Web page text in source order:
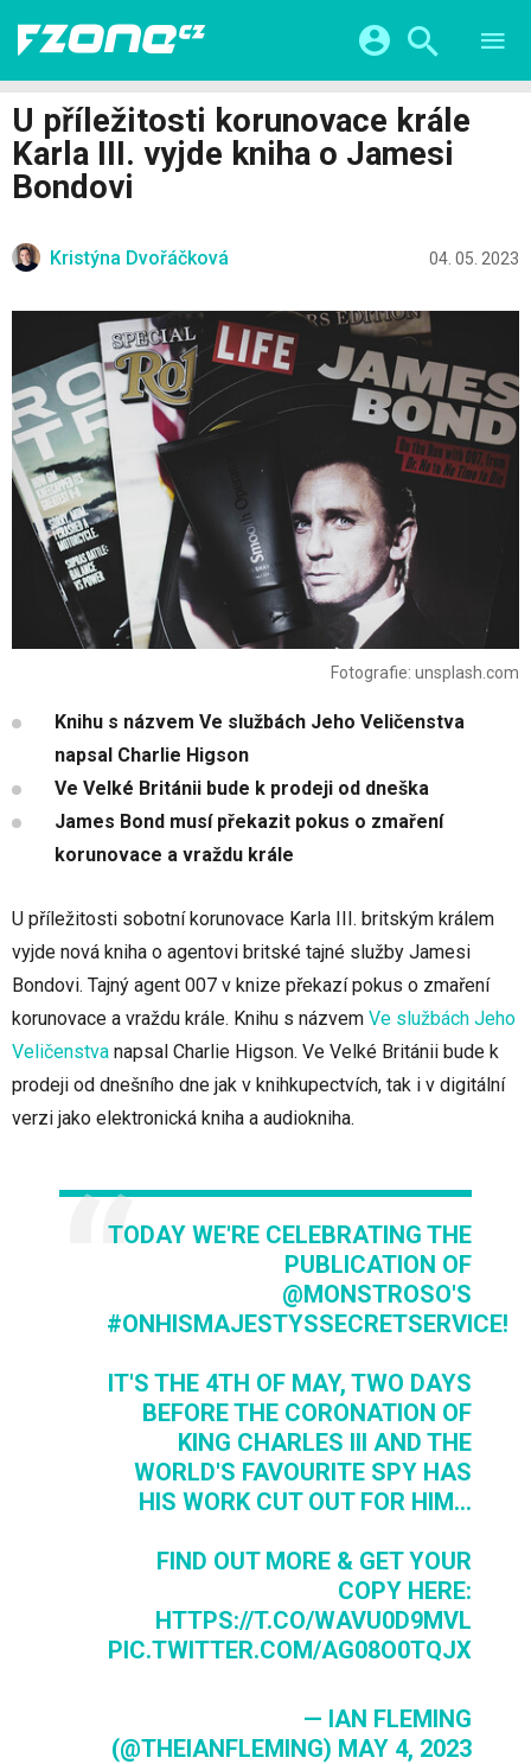
VIDEA
SERIÁLY
CHYTRÁ MĚSTA
ŽIVOT BUDOUCNOSTI
HRY A ZÁBAVA
Facebook Google
U příležitosti korunovace krále
Karla III. vyjde kniha o Jamesi
Bondovi
Kristýna Dvořáčková 04. 05. 2023
Fotografie: unsplash.com
Knihu s názvem Ve službách Jeho Veličenstva
napsal Charlie Higson
Ve Velké Británii bude k prodeji od dneška
James Bond musí překazit pokus o zmaření
korunovace a vraždu krále
U příležitosti sobotní korunovace Karla III. britským králem
vyjde nová kniha o agentovi britské tajné služby Jamesi
Bondovi. Tajný agent 007 v knize překazí pokus o zmaření
korunovace a vraždu krále. Knihu s názvem Ve službách Jeho
Veličenstva napsal Charlie Higson. Ve Velké Británii bude k
prodeji od dnešního dne jak v knihkupectvích, tak i v digitální
verzi jako elektronická kniha a audiokniha.
TODAY WE'RE CELEBRATING THE
PUBLICATION OF
@MONSTROSO'S
#ONHISMAJESTYSSECRETSERVICE!
IT'S THE 4TH OF MAY, TWO DAYS
BEFORE THE CORONATION OF
KING CHARLES III AND THE
WORLD'S FAVOURITE SPY HAS
HIS WORK CUT OUT FOR HIM...
FIND OUT MORE & GET YOUR
COPY HERE:
HTTPS://T.CO/WAVU0D9MVL
PIC.TWITTER.COM/AG08O0TQJX
— IAN FLEMING
(@THEIANFLEMING) MAY 4, 2023